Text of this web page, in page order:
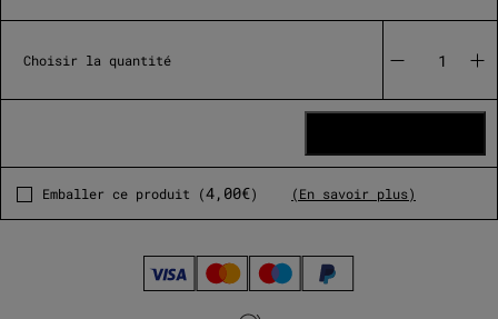
Emballer ce produit (4,00€) (En savoir plus)
Choisir la quantité
Bouteille
Vert